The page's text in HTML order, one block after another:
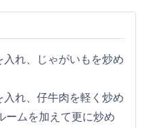
入れ、じゃがいもを炒め
入れ、仔牛肉を軽く炒め
ームを加えて更に炒め